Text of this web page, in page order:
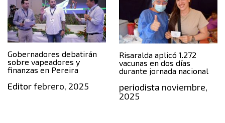
Gobernadores debatirán
sobre vapeadores y
finanzas en Pereira
Editorfebrero, 2025
Risaralda aplicó 1.272
vacunas en dos días
durante jornada nacional
periodista noviembre,
2025